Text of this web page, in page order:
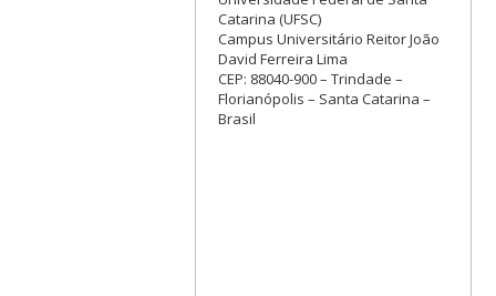
Catarina (UFSC)
Campus Universitário Reitor João
David Ferreira Lima
CEP: 88040-900 – Trindade –
Florianópolis – Santa Catarina –
Brasil